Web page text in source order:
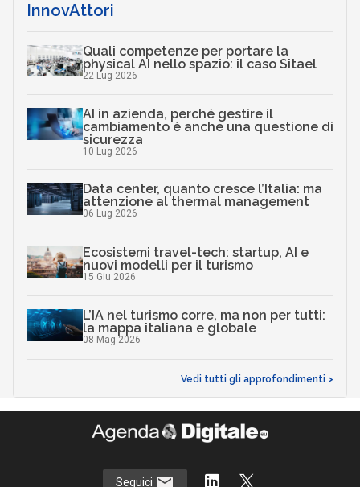
InnovAttori
Quali competenze per portare la
physical AI nello spazio: il caso Sitael
22 Lug 2026
AI in azienda, perché gestire il
cambiamento è anche una questione di
sicurezza
10 Lug 2026
Data center, quanto cresce l’Italia: ma
attenzione al thermal management
06 Lug 2026
Ecosistemi travel-tech: startup, AI e
nuovi modelli per il turismo
15 Giu 2026
L’IA nel turismo corre, ma non per tutti:
la mappa italiana e globale
08 Mag 2026
Vedi tutti gli approfondimenti >
Seguici